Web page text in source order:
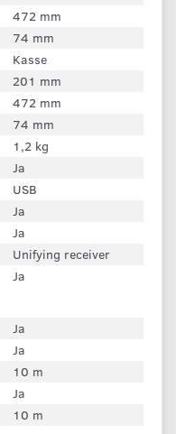
472 mm
74 mm
Kasse
201 mm
472 mm
74 mm
1,2 kg
Ja
USB
Ja
Ja
Unifying receiver
Ja
Ja
Ja
10 m
Ja
10 m